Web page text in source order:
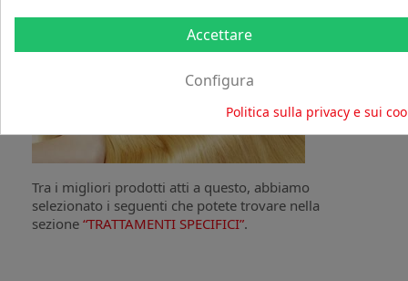
Tra i migliori prodotti atti a questo, abbiamo
selezionato i seguenti che potete trovare nella
sezione “TRATTAMENTI SPECIFICI”.
Accettare
Configura
Politica sulla privacy e sui